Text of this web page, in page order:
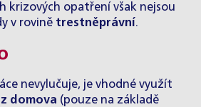
krizových opatření však nejsou
v rovině trestněprávní.
nevylučuje, je vhodné využít
domova (pouze na základě